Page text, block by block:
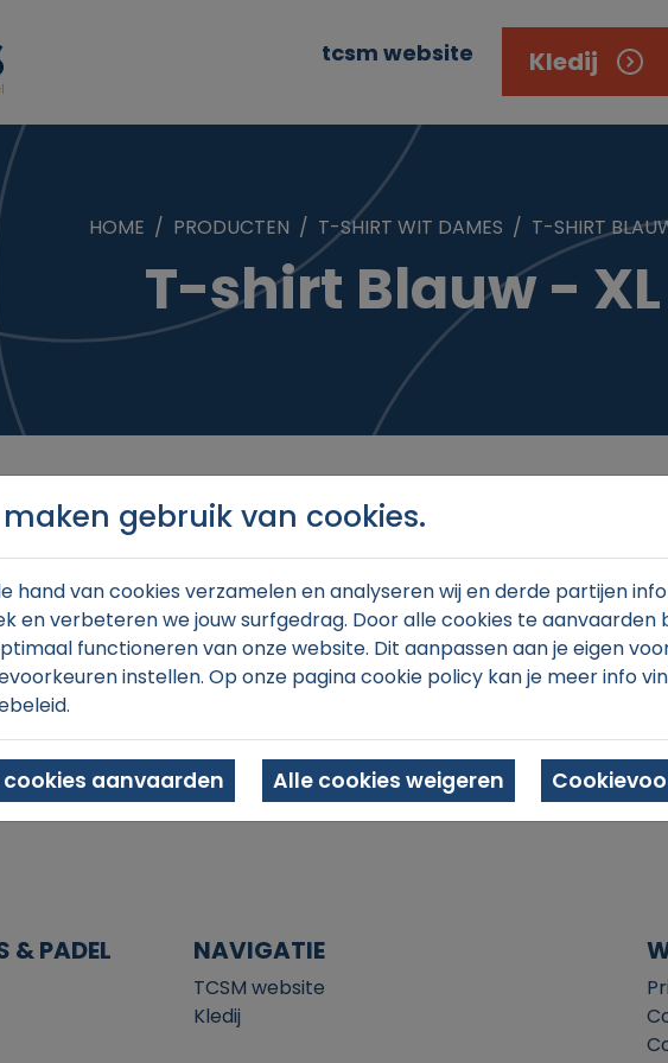
tcsm website Kledij
HOME PRODUCTEN T-SHIRT WIT DAMES T-SHIRT
T-shirt Blauw - XL
& PADEL NAVIGATIE
TCSM website
Kledij
gebruik van cookies.
hand van cookies verzamelen en analyseren wij en derde partijen
en verbeteren we jouw surfgedrag. Door alle cookies te aanvaarden
functioneren van onze website. Dit aanpassen aan je eigen
instellen. Op onze pagina cookie policy kan je meer info
cookies aanvaarden Alle cookies weigeren